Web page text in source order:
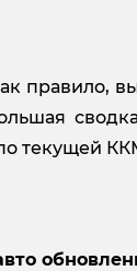
правило,
текущей